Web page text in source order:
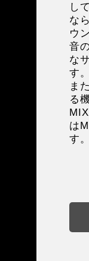
し
な
ウ
音
な
す
ま
る
は
す